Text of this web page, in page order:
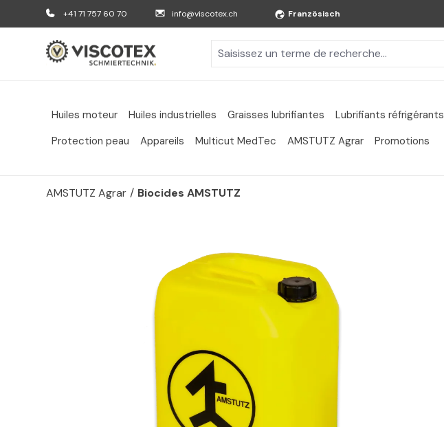
au contenu principal
Aller à la recherche
Aller à la navigation principale
+41 71 757 60 70 info@viscotex.ch Französisch
Huiles moteur Huiles industrielles Graisses lubrifiantes Lubrifiants réfrigérants
Protection peau
Appareils Multicut MedTec AMSTUTZ Agrar Promotions
AMSTUTZ Agrar / Biocides AMSTUTZ